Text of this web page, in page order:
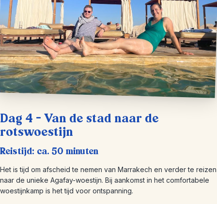
Dag 4 – Van de stad naar de
rotswoestijn
Reistijd: ca. 50 minuten
Het is tijd om afscheid te nemen van Marrakech en verder te reizen
naar de unieke Agafay-woestijn. Bij aankomst in het comfortabele
woestijnkamp is het tijd voor ontspanning.